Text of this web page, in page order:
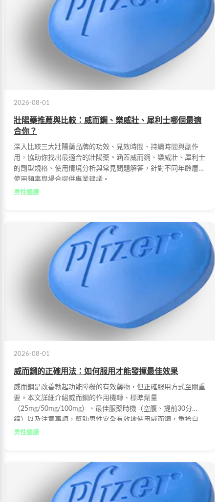
2026-08-01
壯陽藥推薦與比較：威而鋼、樂威壯、犀利士哪個最適
合你？
深入比較三大壯陽藥品牌的功效、見效時間、持續時間與副作
用，協助你找出最適合的壯陽藥。涵蓋威而鋼、樂威壯、犀利士
的劑型規格、使用情境分析與常見問題解答，針對不同年齡層、
使用頻率與場合提供專業建議。
男性健康
2026-08-01
威而鋼的正確用法：如何服用才能發揮最佳效果
威而鋼是改善勃起功能障礙的有效藥物，但正確服用方式至關重
要。本文詳細介紹威而鋼的作用機轉、標準劑量
（25mg/50mg/100mg）、最佳服藥時機（空腹、提前30分
鐘）以及注意事項，幫助男性安全有效地使用威而鋼，重拾自
信。
男性健康